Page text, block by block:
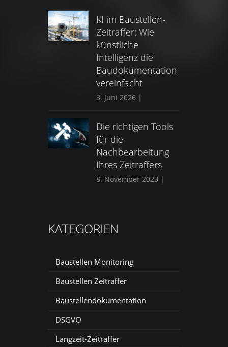
KI im Baustellen-
Zeitraffer: Wie
künstliche
Intelligenz die
Baudokumentation
vereinfacht
3. Juni 2026 |
Die richtigen Tools
für die
Nachbearbeitung
Ihres Zeitraffers
8. November 2023 |
KATEGORIEN
Baustellen Monitoring
Baustellen Zeitraffer
Baustellendokumentation
DSGVO
Langzeit-Zeitraffer